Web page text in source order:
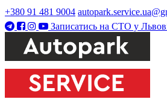
+380 91 481 9004
Записатись на СТО у